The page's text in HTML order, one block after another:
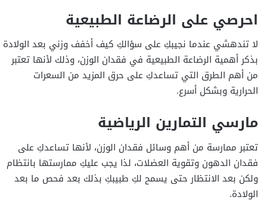
احرصي على الرضاعة الطبيعية
لا تندهشي عندما نجيبكِ على سؤالكِ كيف أخفف وزني بعد الولادة
بذكر أهمية الرضاعة الطبيعية في فقدان الوزن، وذلك لأنها تعتبر
من أهم الطرق التي تساعدكِ على حرق المزيد من السعرات
الحرارية وبشكل أسرع.
مارسي التمارين الرياضية
تعتبر ممارسة من أهم وسائل فقدان الوزن، لأنها تساعدكِ على
فقدان الدهون وتقوية العضلات، لذا يجب عليكِ ممارستها بانتظام
ولكن بعد الانتظار حتى يسمح لكِ طبيبكِ بذلك بعد فحص ما بعد
الولادة.